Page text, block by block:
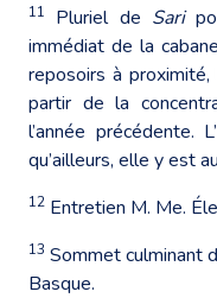
11 Pluriel de Sari
immédiat de la
reposoirs à
partir de la
l’année précédente.
qu’ailleurs, elle y est
12 Entretien M. Me.
13 Sommet culminant
Basque.